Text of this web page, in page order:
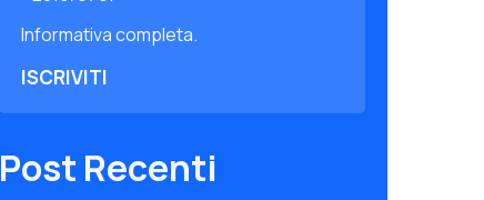
Informativa completa.
Post Recenti